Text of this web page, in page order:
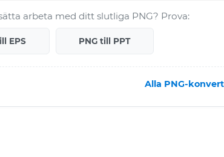
arbeta med ditt slutliga PNG? Prova:
EPS PNG till PPT
Alla PNG-